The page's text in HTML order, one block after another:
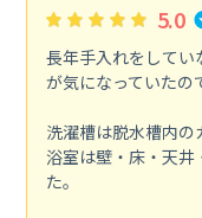
5.0
長年手入れをしてい
が気になっていたの
洗濯槽は脱水槽内の
浴室は壁・床・天井
た。